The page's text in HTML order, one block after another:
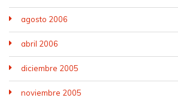
agosto 2006
abril 2006
diciembre 2005
noviembre 2005